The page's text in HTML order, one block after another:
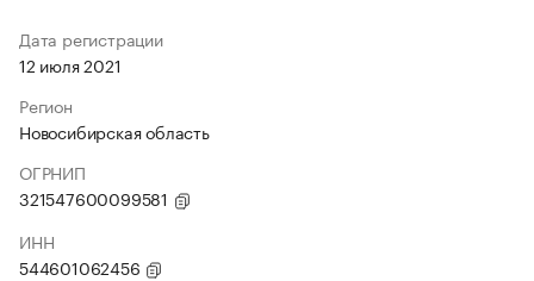
Дата регистрации
12 июля 2021
Регион
Новосибирская область
ОГРНИП
321547600099581
ИНН
544601062456